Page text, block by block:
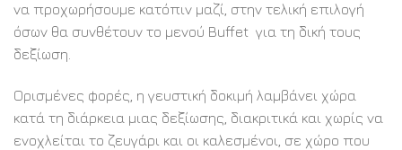
να προχωρήσουμε κατόπιν μαζί, στην τελική επιλογή
όσων θα συνθέτουν το μενού Buffet για τη δική τους
δεξίωση.
Ορισμένες φορές, η γευστική δοκιμή λαμβάνει χώρα
κατά τη διάρκεια μιας δεξίωσης, διακριτικά και χωρίς να
ενοχλείται το ζευγάρι και οι καλεσμένοι, σε χώρο που